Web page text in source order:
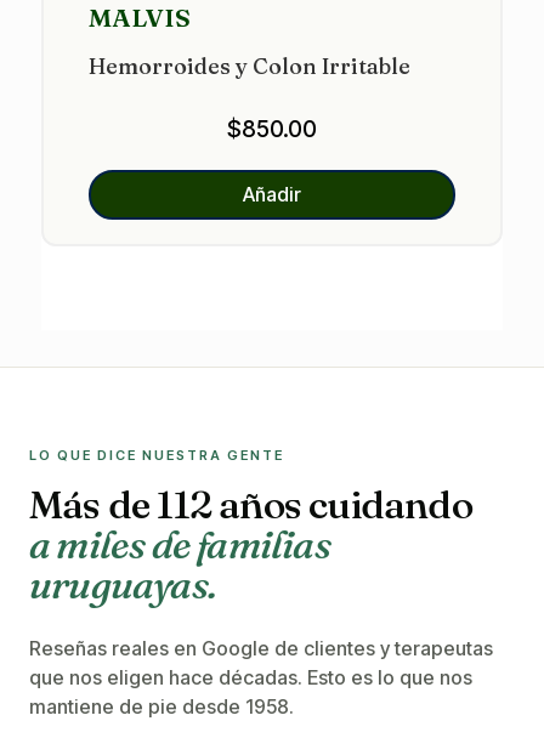
MALVIS
Hemorroides y Colon Irritable
$850.00
Añadir
LO QUE DICE NUESTRA GENTE
Más de 112 años cuidando
a miles de familias
uruguayas.
Reseñas reales en Google de clientes y terapeutas
que nos eligen hace décadas. Esto es lo que nos
mantiene de pie desde 1958.